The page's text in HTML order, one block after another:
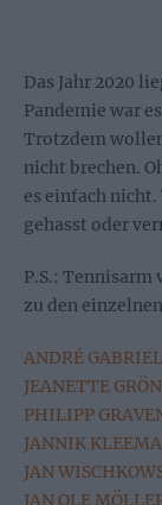
Das Jahr 2020
Pandemie war
Trotzdem
nicht brechen.
es einfach
gehasst oder
P.S.: Tennisarm
zu den
ANDRÉ GABRIEL
JEANETTE
PHILIPP
JANNIK
JAN
JAN OLE